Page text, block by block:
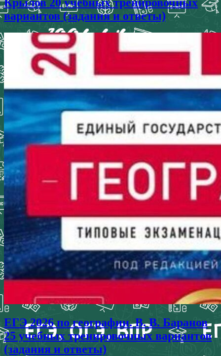
вариантов (задания и ответы)
ЕГЭ 2026 по географии. В. В. Баранов
25 учебных тренировочных вариантов
(задания и ответы)